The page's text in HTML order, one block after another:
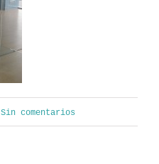
Sin comentarios